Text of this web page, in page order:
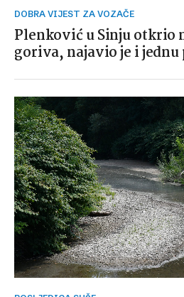
DOBRA VIJEST ZA VOZAČE
Plenković u Sinju otkrio
goriva, najavio je i